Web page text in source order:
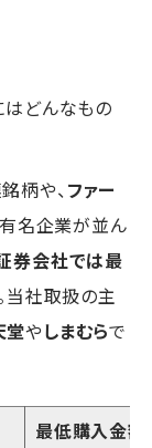
はどんなもの
柄や、ファー
有名企業が並ん
券会社では最
当社取扱の主
堂やしまむらで
最低購入金額